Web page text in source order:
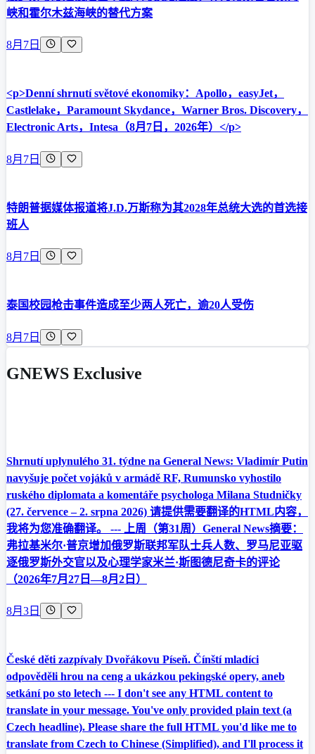
峡和霍尔木兹海峡的替代方案
8月7日
<p>Denní shrnutí světové ekonomiky：Apollo，easyJet，
Castlelake，Paramount Skydance，Warner Bros. Discovery，
Electronic Arts，Intesa（8月7日，2026年）</p>
8月7日
特朗普据媒体报道将J.D.万斯称为其2028年总统大选的首选接
班人
8月7日
泰国校园枪击事件造成至少两人死亡，逾20人受伤
8月7日
GNEWS Exclusive
Shrnutí uplynulého 31. týdne na General News: Vladimír Putin
navyšuje počet vojáků v armádě RF, Rumunsko vyhostilo
ruského diplomata a komentáře psychologa Milana Studničky
(27. července – 2. srpna 2026) 请提供需要翻译的HTML内容，
我将为您准确翻译。 --- 上周（第31周）General News摘要：
弗拉基米尔·普京增加俄罗斯联邦军队士兵人数、罗马尼亚驱
逐俄罗斯外交官以及心理学家米兰·斯图德尼奇卡的评论
（2026年7月27日—8月2日）
8月3日
České děti zazpívaly Dvořákovu Píseň. Čínští mladíci
odpověděli hrou na ceng a ukázkou pekingské opery, aneb
setkání po sto letech --- I don't see any HTML content to
translate in your message. You've only provided plain text (a
Czech headline). Please share the full HTML you'd like me to
translate from Czech to Chinese (Simplified), and I'll process it